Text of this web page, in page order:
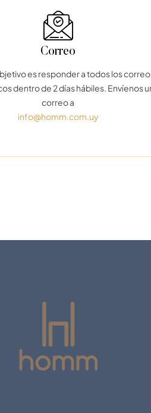
Correo
es responder a todos los
dentro de 2 días hábiles. Envíenos
correo a
info@homm.com.uy